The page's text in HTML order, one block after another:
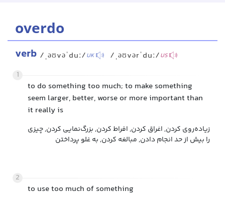
overdo
verb /ˌəʊvəˈduː/UK /ˌəʊvərˈduː/US
1
to do something too much; to make something
seem larger, better, worse or more important than
it really is
زیاده‌روی کردن, اغراق کردن, افراط کردن, بزرگ‌نمایی کردن, چیزی
را بیش از حد انجام دادن, مبالغه کردن, به غلو پرداختن
2
to use too much of something